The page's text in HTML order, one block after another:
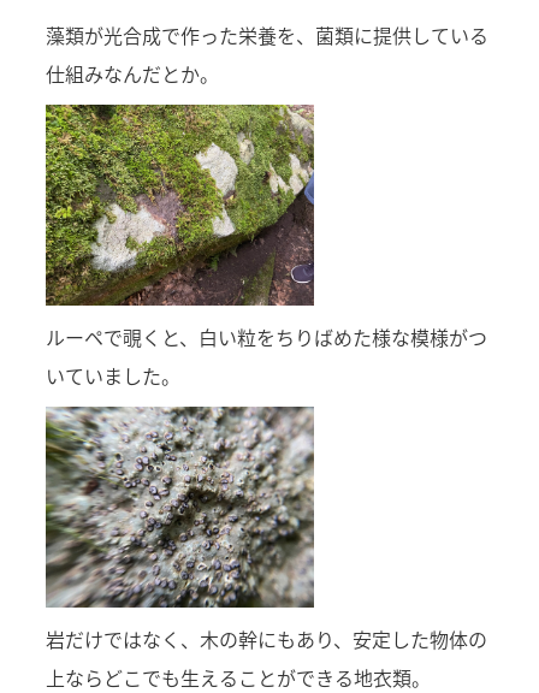
藻類が光合成で作った栄養を、菌類に提供している
仕組みなんだとか。
ルーペで覗くと、白い粒をちりばめた様な模様がつ
いていました。
岩だけではなく、木の幹にもあり、安定した物体の
上ならどこでも生えることができる地衣類。